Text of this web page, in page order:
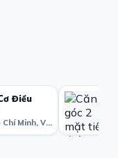
Điều
2.8 Tỷ · Tân Thành, District 5, Hồ Chí Minh, Việt Nam